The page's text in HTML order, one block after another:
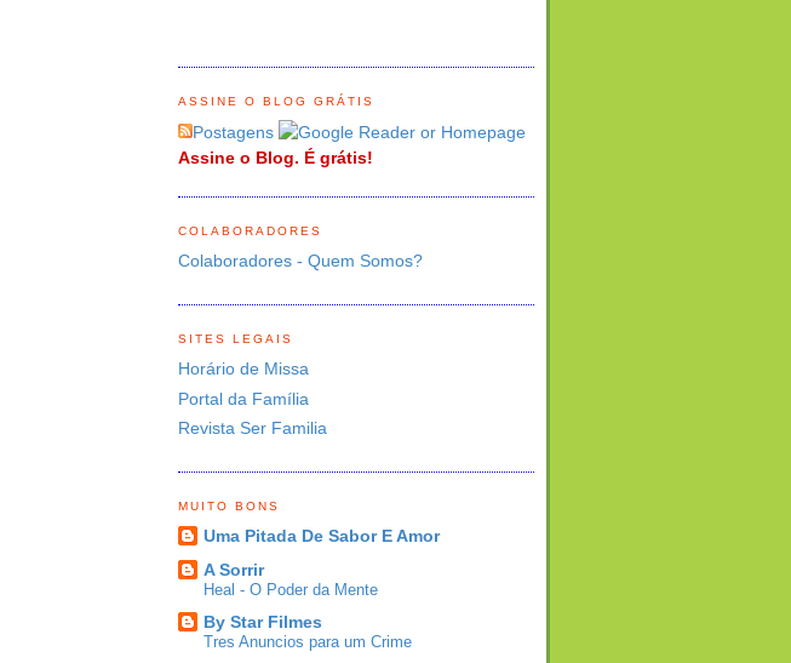
ASSINE O BLOG GRÁTIS
Postagens
Assine o Blog. É grátis!
COLABORADORES
Colaboradores - Quem Somos?
SITES LEGAIS
Horário de Missa
Portal da Família
Revista Ser Familia
MUITO BONS
Uma Pitada De Sabor E Amor
A Sorrir
Heal - O Poder da Mente
By Star Filmes
Tres Anuncios para um Crime